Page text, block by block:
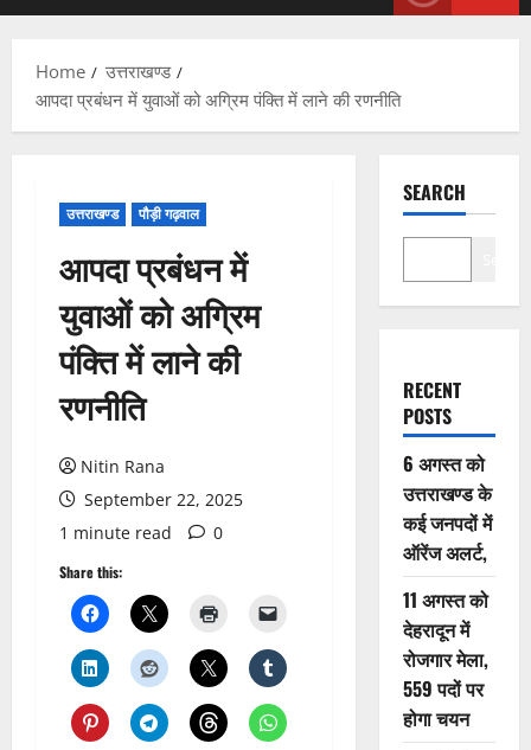
Home
उत्तराखण्ड
आपदा प्रबंधन में युवाओं को अग्रिम पंक्ति में लाने की रणनीति
उत्तराखण्ड पौड़ी गढ़वाल
आपदा प्रबंधन में
युवाओं को अग्रिम
पंक्ति में लाने की
रणनीति
Nitin Rana
September 22, 2025
1 minute read
0
Share this:
SEARCH
RECENT
POSTS
6 अगस्त को
उत्तराखण्ड के
कई जनपदों में
ऑरेंज अलर्ट,
11 अगस्त को
देहरादून में
रोजगार मेला,
559 पदों पर
होगा चयन